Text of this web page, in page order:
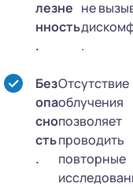
лезне
нность
.
не
.
Без
опа
сно
сть
.
Отсутствие
облучения
позволяет
проводить
повторные